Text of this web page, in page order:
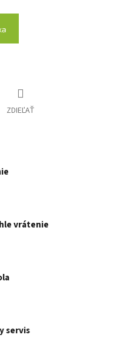
ZDIEĽAŤ
vrátenie
servis